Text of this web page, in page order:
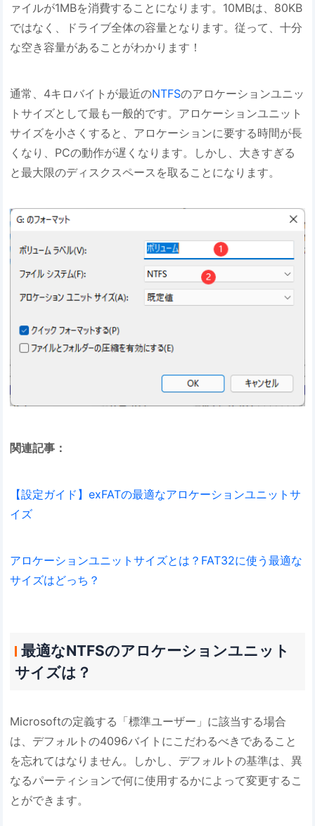
ァイルが1MBを消費することになります。10MBは、80KB
ではなく、ドライブ全体の容量となります。従って、十分
な空き容量があることがわかります！
通常、4キロバイトが最近のNTFSのアロケーションユニッ
トサイズとして最も一般的です。アロケーションユニット
サイズを小さくすると、アロケーションに要する時間が長
くなり、PCの動作が遅くなります。しかし、大きすぎる
と最大限のディスクスペースを取ることになります。
関連記事：
【設定ガイド】exFATの最適なアロケーションユニットサ
イズ
アロケーションユニットサイズとは？FAT32に使う最適な
サイズはどっち？
最適なNTFSのアロケーションユニット
サイズは？
Microsoftの定義する「標準ユーザー」に該当する場合
は、デフォルトの4096バイトにこだわるべきであること
を忘れてはなりません。しかし、デフォルトの基準は、異
なるパーティションで何に使用するかによって変更するこ
とができます。